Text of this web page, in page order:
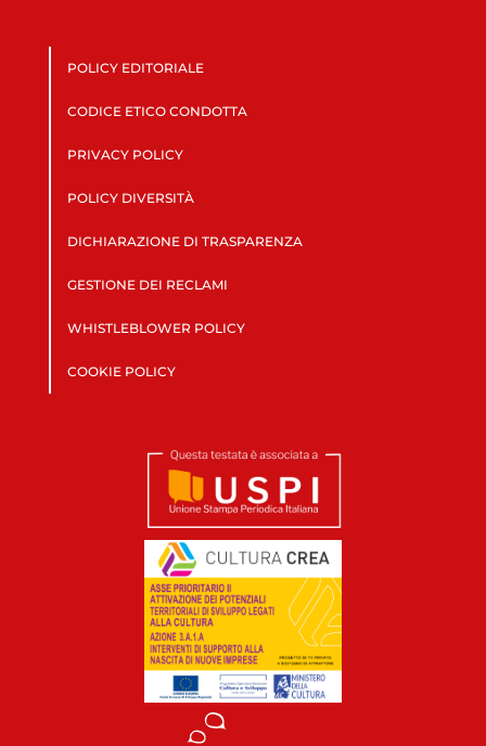
POLICY EDITORIALE
CODICE ETICO CONDOTTA
PRIVACY POLICY
POLICY DIVERSITÀ
DICHIARAZIONE DI TRASPARENZA
GESTIONE DEI RECLAMI
WHISTLEBLOWER POLICY
COOKIE POLICY